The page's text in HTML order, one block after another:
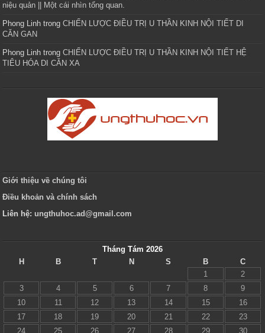
niệu quản || Một cái nhìn tổng quan.
Phong Linh trongCHIẾN LƯỢC ĐIỀU TRỊ U THẦN KINH NỘI TIẾT DI
CĂN GAN
Phong Linh trongCHIẾN LƯỢC ĐIỀU TRỊ U THẦN KINH NỘI TIẾT HỆ
TIÊU HÓA DI CĂN XA
Giới thiệu về chúng tôi
Điều khoản và chính sách
Liên hệ:ungthuhoc.ad@gmail.com
Tháng Tám 2026
H
B T N S B
C
1
2
3
4 5 6 7 8
9
10
11 12 13 14 15
16
17
18 19 20 21 22
23
24
25 26 27 28 29 30